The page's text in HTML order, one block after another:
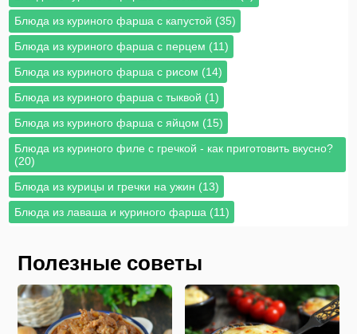
Блюда из куриного фарша с капустой (35)
Блюда из куриного фарша с перцем (11)
Блюда из куриного фарша с рисом (14)
Блюда из куриного фарша с тыквой (1)
Блюда из куриного фарша с яйцом (15)
Блюда из куриного филе с гречкой - как приготовить вкусно?
(20)
Блюда из курицы и гречки на ужин (13)
Блюда из лаваша и куриного фарша (11)
Полезные советы